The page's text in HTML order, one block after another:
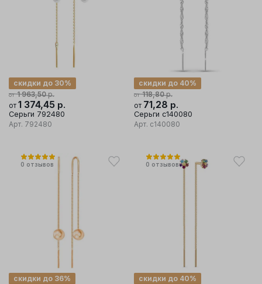
от 1 963,50р.
скидки до 30%
от 1 374,45 р.
Серьги 792480
Арт. 792480
от 118,80р.
скидки до 40%
от 71,28 р.
Серьги с140080
Арт. с140080
0 отзывов
скидки до 36%
0 отзывов
скидки до 40%